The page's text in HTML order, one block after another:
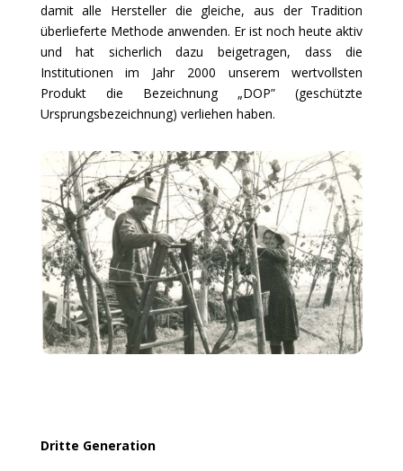
damit alle Hersteller die gleiche, aus der Tradition
überlieferte Methode anwenden. Er ist noch heute aktiv
und hat sicherlich dazu beigetragen, dass die
Institutionen im Jahr 2000 unserem wertvollsten
Produkt die Bezeichnung „DOP” (geschützte
Ursprungsbezeichnung) verliehen haben.
Dritte Generation